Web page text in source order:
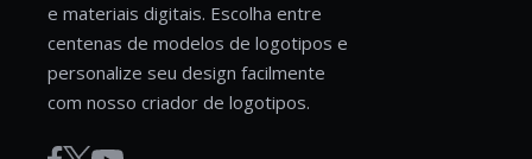
e materiais digitais. Escolha entre
centenas de modelos de logotipos e
personalize seu design facilmente
com nosso criador de logotipos.